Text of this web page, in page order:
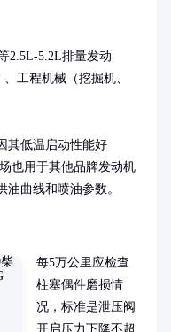
2.5L-5.2L排量发动
工程机械（挖掘机、
其低温启动性能好
也用于其他品牌发动机
曲线和喷油参数。
每5万公里应检查
柱塞偶件磨损情
况，标准是泄压阀
开启压力下降不超